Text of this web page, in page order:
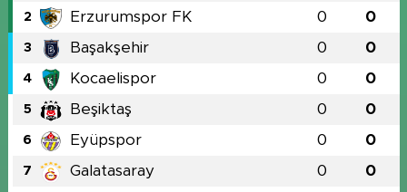
2 Erzurumspor FK 0 0
3 Başakşehir 0 0
4 Kocaelispor 0 0
5 Beşiktaş 0 0
6 Eyüpspor 0 0
7 Galatasaray 0 0